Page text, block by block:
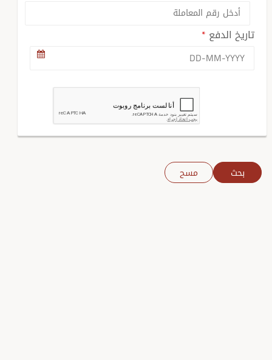
تاريخ الدفع